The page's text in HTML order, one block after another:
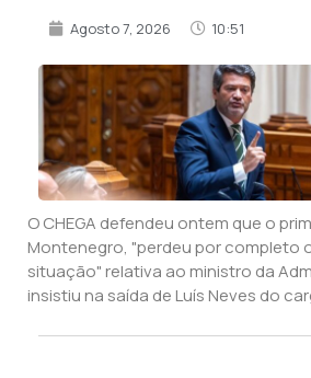
Agosto 7, 2026 10:51
O CHEGA defendeu ontem que o
Montenegro, "perdeu por completo
situação" relativa ao ministro da
insistiu na saída de Luís Neves do